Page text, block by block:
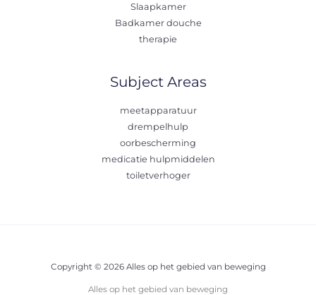
Slaapkamer
Badkamer douche
therapie
Subject Areas
meetapparatuur
drempelhulp
oorbescherming
medicatie hulpmiddelen
toiletverhoger
Copyright © 2026 Alles op het gebied van beweging
Alles op het gebied van beweging